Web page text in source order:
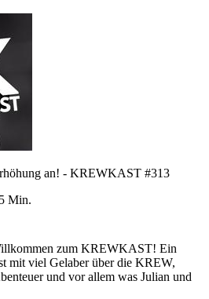
an! - KREWKAST #313
Min.
zum KREWKAST! Ein
mit viel Gelaber über die KREW,
und vor allem was Julian und